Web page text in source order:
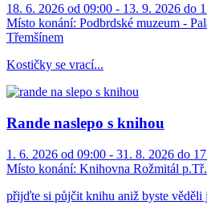
18. 6. 2026 od 09:00 - 13. 9. 2026 do
Místo konání: Podbrdské muzeum -
Třemšínem
Kostičky se vrací...
Rande naslepo s knihou
1. 6. 2026 od 09:00 - 31. 8. 2026 do
Místo konání: Knihovna Rožmitál
přijďte si půjčit knihu aniž byste věděli